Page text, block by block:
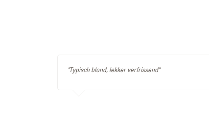
"Typisch blond, lekker verfrissend"